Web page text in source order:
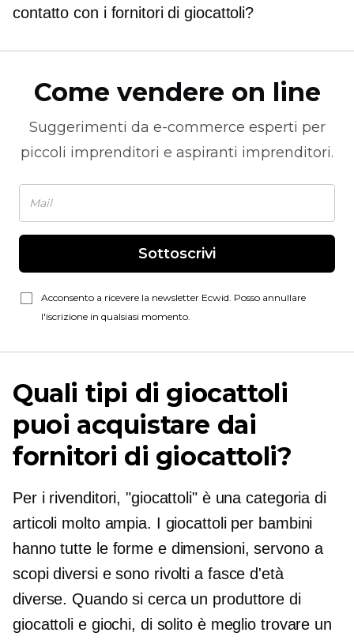
contatto con i fornitori di giocattoli?
Come vendere on line
Suggerimenti da e-commerce esperti per
piccoli imprenditori e aspiranti imprenditori.
Sottoscrivi
Acconsento a ricevere la newsletter Ecwid. Posso annullare
l'iscrizione in qualsiasi momento.
Quali tipi di giocattoli
puoi acquistare dai
fornitori di giocattoli?
Per i rivenditori, "giocattoli" è una categoria di
articoli molto ampia. I giocattoli per bambini
hanno tutte le forme e dimensioni, servono a
scopi diversi e sono rivolti a fasce d'età
diverse. Quando si cerca un produttore di
giocattoli e giochi, di solito è meglio trovare un